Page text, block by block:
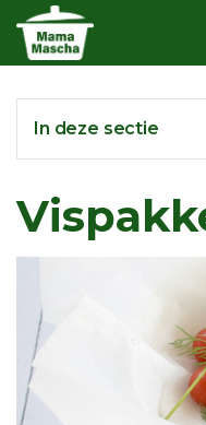
Overslaan en
In deze sectie